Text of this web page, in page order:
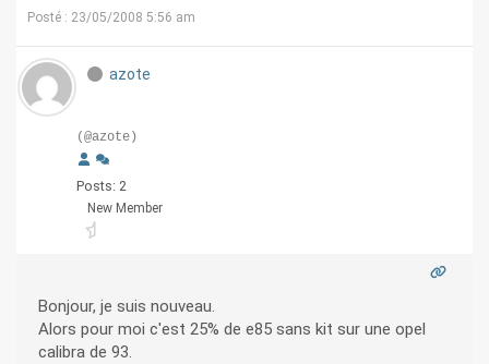
Posté : 23/05/2008 5:56 am
azote
(@azote)
Posts: 2
New Member
Bonjour, je suis nouveau.
Alors pour moi c'est 25% de e85 sans kit sur une opel
calibra de 93.